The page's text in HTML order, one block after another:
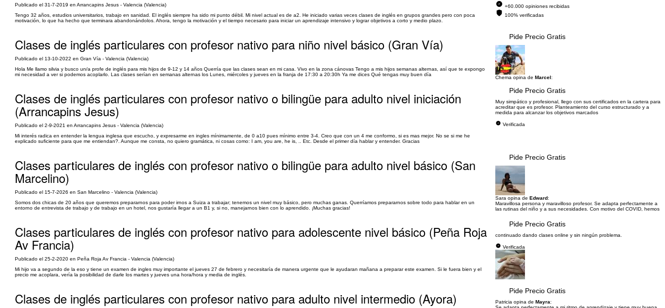
Publicado el 31-7-2019 en Arrancapins Jesus - Valencia (Valencia)
Tengo 32 años, estudios universitarios, trabajo en sanidad. El inglés siempre ha sido mi punto débil. Mi nivel actual es de a2. He iniciado varias veces clases de inglés en grupos grandes pero con poca
motivación, lo que ha hecho que terminara abandonándolos. Ahora, tengo la motivación y el tiempo necesario para iniciar un aprendizaje intensivo y lograr objetivos a corto y medio plazo.
Clases de inglés particulares con profesor nativo para niño nivel básico (Gran Vía)
Publicado el 13-10-2022 en Gran Vía - Valencia (Valencia)
Hola Me llamo silvia y busco un/a profe de inglés para mis hijos de 9-12 y 14 años Querría que las clases sean en mi casa. Vivo en la zona cánovas Tengo a mis hijos semanas alternas, así que te expongo
mi necesidad a ver si podemos acoplarlo. Las clases serían en semanas alternas los Lunes, miércoles y jueves en la franja de 17:30 a 20:30h Ya me dices Qué tengas muy buen día
Pide Precio Gratis
Clases de inglés particulares con profesor nativo o bilingüe para adulto nivel iniciación
(Arrancapins Jesus)
Publicado el 2-9-2021 en Arrancapins Jesus - Valencia (Valencia)
Mi interés radica en entender la lengua inglesa que escucho, y expresarme en ingles mínimamente, de 0 a10 pues mínimo entre 3-4. Creo que con un 4 me conformo, si es mas mejor. No se si me he
explicado suficiente para que me entiendan?. Aunque me consta, no quiero gramática, ni cosas como: I am, you are, he is, .. Etc. Desde el primer día hablar y entender. Gracias
Pide Precio Gratis
Clases particulares de inglés con profesor nativo o bilingüe para adulto nivel básico (San
Marcelino)
Publicado el 15-7-2026 en San Marcelino - Valencia (Valencia)
Somos dos chicas de 20 años que queremos prepararnos para poder irnos a Suiza a trabajar; tenemos un nivel muy básico, pero muchas ganas. Querríamos prepararnos sobre todo para hablar en un
entorno de entrevista de trabajo y de trabajo en un hotel, nos gustaría llegar a un B1 y, si no, manejarnos bien con lo aprendido. ¡Muchas gracias!
Pide Precio Gratis
Clases particulares de inglés con profesor nativo para adolescente nivel básico (Peña Roja
Av Francia)
Publicado el 25-2-2020 en Peña Roja Av Francia - Valencia (Valencia)
Mi hijo va a segundo de la eso y tiene un examen de ingles muy importante el jueves 27 de febrero y necesitaría de manera urgente que le ayudaran mañana a preparar este examen. Si le fuera bien y el
precio me acoplara, vería la posibilidad de darle los martes y jueves una hora/hora y media de inglés.
Pide Precio Gratis
Clases de inglés particulares con profesor nativo para adulto nivel intermedio (Ayora) Pide Precio Gratis
+60.000 opiniones recibidas
100% verificadas
Chema opina de Marcel:
Muy simpático y profesional, llego con sus certificados en la cartera para
acreditar que es profesor. Planteamiento del curso estructurado y a
medida para alcanzar los objetivos marcados
Verificada
Sara opina de Edward:
Maravillosa persona y maravilloso profesor. Se adapta perfectamente a
las rutinas del niño y a sus necesidades. Con motivo del COVID, hemos
continuado dando clases online y sin ningún problema.
Verificada
Patricia opina de Mayra: